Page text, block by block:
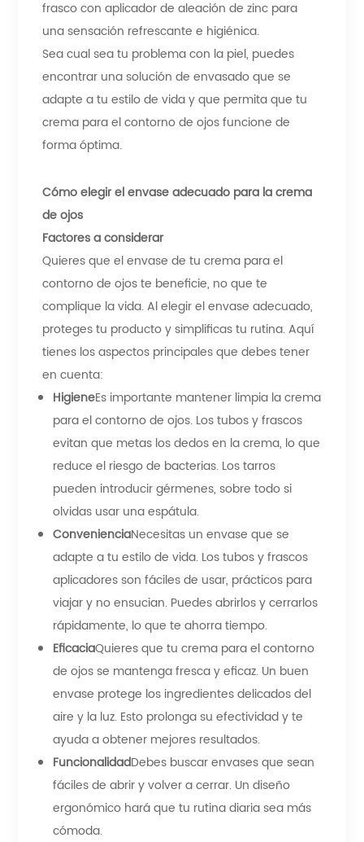
frasco con aplicador de aleación de zinc para
una sensación refrescante e higiénica.
Sea cual sea tu problema con la piel, puedes
encontrar una solución de envasado que se
adapte a tu estilo de vida y que permita que tu
crema para el contorno de ojos funcione de
forma óptima.
Cómo elegir el envase adecuado para la crema
de ojos
Factores a considerar
Quieres que el envase de tu crema para el
contorno de ojos te beneficie, no que te
complique la vida. Al elegir el envase adecuado,
proteges tu producto y simplificas tu rutina. Aquí
tienes los aspectos principales que debes tener
en cuenta:
HigieneEs importante mantener limpia la crema
para el contorno de ojos. Los tubos y frascos
evitan que metas los dedos en la crema, lo que
reduce el riesgo de bacterias. Los tarros
pueden introducir gérmenes, sobre todo si
olvidas usar una espátula.
ConvenienciaNecesitas un envase que se
adapte a tu estilo de vida. Los tubos y frascos
aplicadores son fáciles de usar, prácticos para
viajar y no ensucian. Puedes abrirlos y cerrarlos
rápidamente, lo que te ahorra tiempo.
EficaciaQuieres que tu crema para el contorno
de ojos se mantenga fresca y eficaz. Un buen
envase protege los ingredientes delicados del
aire y la luz. Esto prolonga su efectividad y te
ayuda a obtener mejores resultados.
FuncionalidadDebes buscar envases que sean
fáciles de abrir y volver a cerrar. Un diseño
ergonómico hará que tu rutina diaria sea más
cómoda.